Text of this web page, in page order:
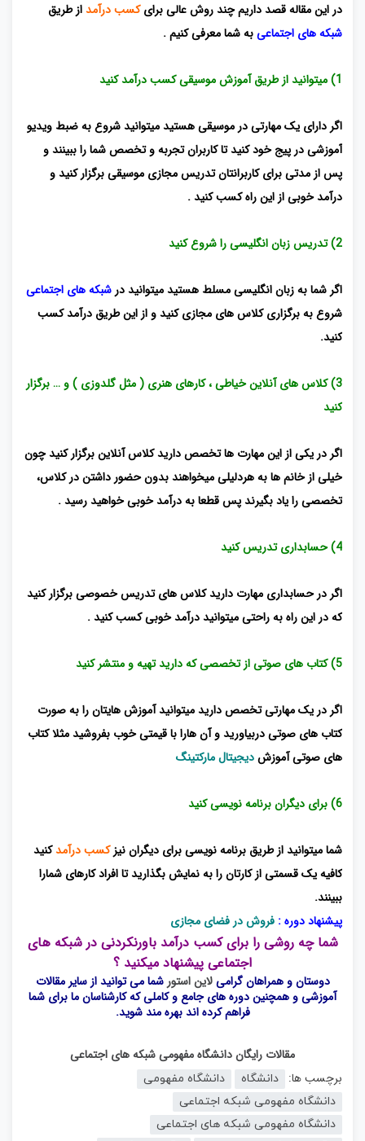
در این مقاله قصد داریم چند روش عالی برایکسب درآمداز طریق
شبکه های اجتماعیبه شما معرفی کنیم .
1) میتوانید از طریق آموزش موسیقی کسب درآمد کنید
اگر دارای یک مهارتی در موسیقی هستید میتوانید شروع به ضبط ویدیو
آموزشی در پیج خود کنید تا کاربران تجربه و تخصص شما را ببینند و
پس از مدتی برای کاربرانتان تدریس مجازی موسیقی برگزار کنید و
درآمد خوبی از این راه کسب کنید .
2) تدریس زبان انگلیسی را شروع کنید
اگر شما به زبان انگلیسی مسلط هستید میتوانید در شبکه های اجتماعی
شروع به برگزاری کلاس های مجازی کنید و از این طریق درآمد کسب
کنید.
3) کلاس های آنلاین خیاطی ، کارهای هنری ( مثل گلدوزی ) و … برگزار
کنید
اگر در یکی از این مهارت ها تخصص دارید کلاس آنلاین برگزار کنید چون
خیلی از خانم ها به هردلیلی میخواهند بدون حضور داشتن در کلاس،
تخصصی را یاد بگیرند پس قطعا به درآمد خوبی خواهید رسید .
4) حسابداری تدریس کنید
اگر در حسابداری مهارت دارید کلاس های تدریس خصوصی برگزار کنید
که در این راه به راحتی میتوانید درآمد خوبی کسب کنید .
5) کتاب های صوتی از تخصصی که دارید تهیه و منتشر کنید
اگر در یک مهارتی تخصص دارید میتوانید آموزش هایتان را به صورت
کتاب های صوتی دربیاورید و آن هارا با قیمتی خوب بفروشید مثلا کتاب
های صوتی آموزشدیجیتال مارکتینگ
6) برای دیگران برنامه نویسی کنید
شما میتوانید از طریق برنامه نویسی برای دیگران نیزکسب درآمدکنید
کافیه یک قسمتی از کارتان را به نمایش بگذارید تا افراد کارهای شمارا
ببینند.
پیشنهاد دوره : فروش در فضای مجازی
شما چه روشی را برایکسب درآمد باورنکردنی درشبکه های
اجتماعی پیشنهاد میکنید ؟
دوستان و همراهان گرامیلاین استور شما می توانید از سایر مقالات
آموزشی و همچنین دوره های جامع و کاملی که کارشناسان ما برای شما
فراهم کرده اند بهره مند شوید.
مقالات رایگان دانشگاه مفهومی شبکه های اجتماعی
برچسب ها:
دانشگاه
دانشگاه مفهومی
دانشگاه مفهومی شبکه اجتماعی
دانشگاه مفهومی شبکه های اجتماعی